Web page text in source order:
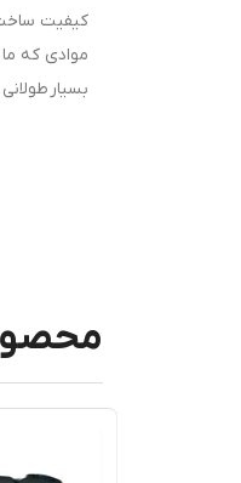
کیفیت ساخت
موادی که
بسیار طولانی